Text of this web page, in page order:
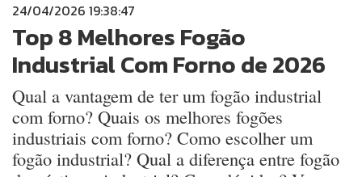
24/04/2026 19:38:47
Top 8 Melhores Fogão
Industrial Com Forno de 2026
Qual a vantagem de ter um fogão industrial
com forno? Quais os melhores fogões
industriais com forno? Como escolher um
fogão industrial? Qual a diferença entre fogão